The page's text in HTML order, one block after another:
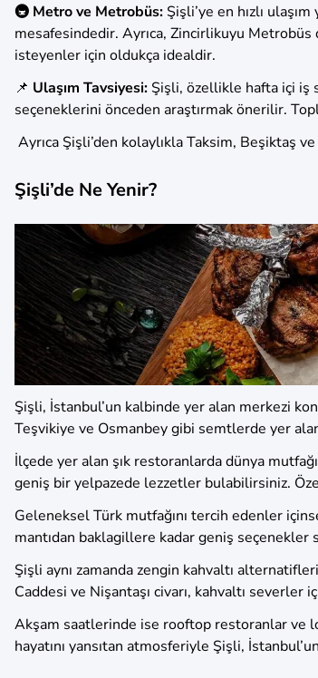
🚇 Metro ve Metrobüs: Şişli’ye en hızlı
mesafesindedir. Ayrıca, Zincirlikuyu Metrobüs
isteyenler için oldukça idealdir.
📌 Ulaşım Tavsiyesi: Şişli, özellikle hafta içi iş
seçeneklerini önceden araştırmak önerilir.
Ayrıca Şişli’den kolaylıkla Taksim, Beşiktaş
Şişli’de Ne Yenir?
Şişli, İstanbul’un kalbinde yer alan merkezi
Teşvikiye ve Osmanbey gibi semtlerde yer
İlçede yer alan şık restoranlarda dünya
geniş bir yelpazede lezzetler bulabilirsiniz.
Geleneksel Türk mutfağını tercih edenler
mantıdan baklagillere kadar geniş
Şişli aynı zamanda zengin kahvaltı
Caddesi ve Nişantaşı civarı, kahvaltı severler
Akşam saatlerinde ise rooftop restoranlar ve
hayatını yansıtan atmosferiyle Şişli,